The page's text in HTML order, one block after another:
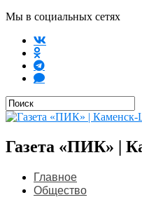
Мы в социальных сетях
Газета «ПИК» |
Главное
Общество